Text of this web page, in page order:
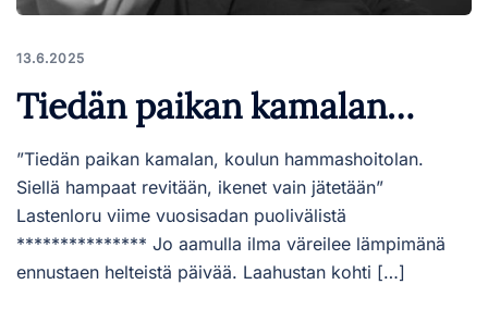
13.6.2025
Tiedän paikan kamalan…
”Tiedän paikan kamalan, koulun hammashoitolan.
Siellä hampaat revitään, ikenet vain jätetään”
Lastenloru viime vuosisadan puolivälistä
*************** Jo aamulla ilma väreilee lämpimänä
ennustaen helteistä päivää. Laahustan kohti […]